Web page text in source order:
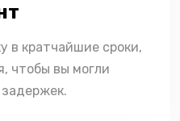
в кратчайшие сроки,
чтобы вы могли
задержек.